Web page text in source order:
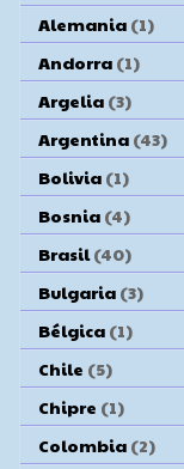
Alemania (1)
Andorra (1)
Argelia (3)
Argentina (43)
Bolivia (1)
Bosnia (4)
Brasil (40)
Bulgaria (3)
Bélgica (1)
Chile (5)
Chipre (1)
Colombia (2)